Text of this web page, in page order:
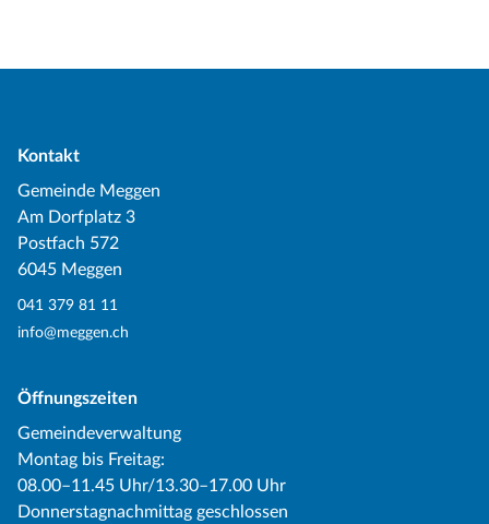
Kontakt
Gemeinde Meggen
Am Dorfplatz 3
Postfach 572
6045 Meggen
041 379 81 11
info@meggen.ch
Öffnungszeiten
Gemeindeverwaltung
Montag bis Freitag:
08.00–11.45 Uhr/13.30–17.00 Uhr
Donnerstagnachmittag geschlossen